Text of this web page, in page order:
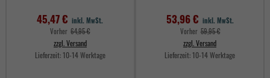
45,47 € inkl. MwSt.
Vorher Verkaufspreis
64,95 €
zzgl. Versand
Lieferzeit:10-14 Werktage
53,96 € inkl. MwSt.
Vorher Verkaufspreis
59,95 €
zzgl. Versand
Lieferzeit:10-14 Werktage